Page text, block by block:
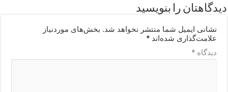
دیدگاهتان را بنویسید
نشانی ایمیل شما منتشر نخواهد شد. بخش‌های موردنیاز
علامت‌گذاری شده‌اند*
دیدگاه*